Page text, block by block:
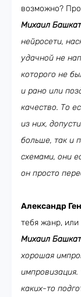
возможно?
Михаил
нейросети,
удачной не
которого не
и рано или
качество. То
из них,
больше, так и
схемами, они
он просто
Александр
тебя жанр, или
Михаил
хорошая
импровизация.
каких-то